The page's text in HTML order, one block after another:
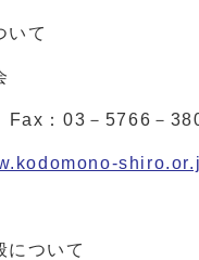
いて
：03－5766－
について